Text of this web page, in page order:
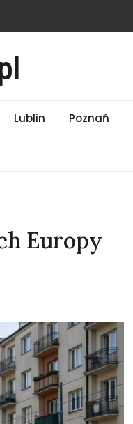
Lublin Poznań
Europy